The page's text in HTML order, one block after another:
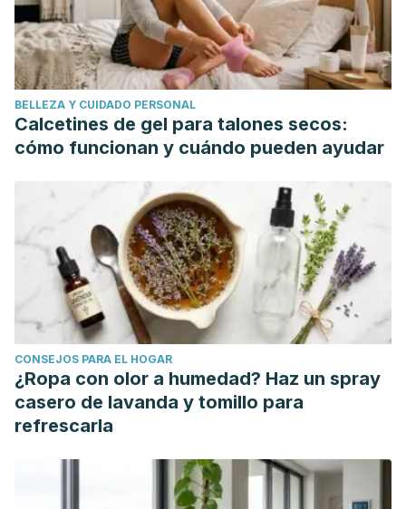
Streptococcus mutans count in saliva in comparison with
chlorhexidine mouthwash.Journal of Contemporary Dental
Practice,17(1), 38–41. https://doi.org/10.5005/jp-journals-
10024-1800
Asokan, S., Saravana Kumar, R., Emmadi, P., Raghuraman,
R., & Sivakumar, N. (2011). Effect of oil pulling on halitosis
controlled pilot trial. Journal of Indian Society of
Pedodontics and Preventive Dentistry, 29(2), 90–94.
https://doi.org/10.4103/0970-4388.84678
Shanbhag VK. Oil pulling for maintaining oral hygiene - A
review.J Tradit Complement Med
. 2016;7(1):106–109.
Published 2016 Jun 6. doi:10.1016/j.jtcme.2016.05.004
BELLEZA Y CUIDADO PERSONAL
Calcetines de gel para talones secos:
cómo funcionan y cuándo pueden ayudar
CONSEJOS PARA EL HOGAR
¿Ropa con olor a humedad? Haz un spray
casero de lavanda y tomillo para
refrescarla